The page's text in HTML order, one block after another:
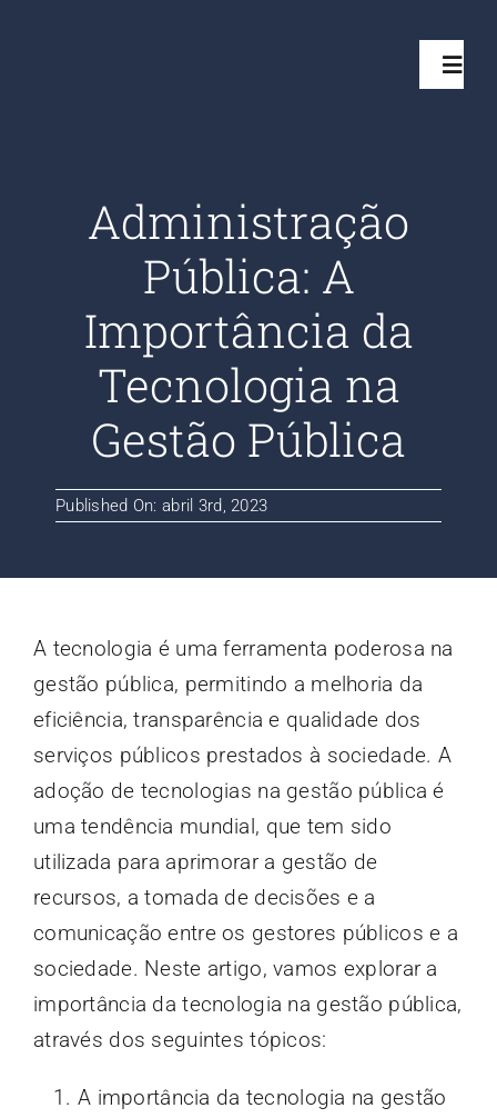
Projetos
Quem somos
Clientes
Contato
Administração
Pública: A
Importância da
Tecnologia na
Gestão Pública
Published On: abril 3rd, 2023
A tecnologia é uma ferramenta poderosa na
gestão pública, permitindo a melhoria da
eficiência, transparência e qualidade dos
serviços públicos prestados à sociedade. A
adoção de tecnologias na gestão pública é
uma tendência mundial, que tem sido
utilizada para aprimorar a gestão de
recursos, a tomada de decisões e a
comunicação entre os gestores públicos e a
sociedade. Neste artigo, vamos explorar a
importância da tecnologia na gestão pública,
através dos seguintes tópicos:
A importância da tecnologia na gestão